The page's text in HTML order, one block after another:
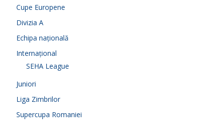
Cupe Europene
Divizia A
Echipa națională
Internațional
SEHA League
Juniori
Liga Zimbrilor
Supercupa Romaniei